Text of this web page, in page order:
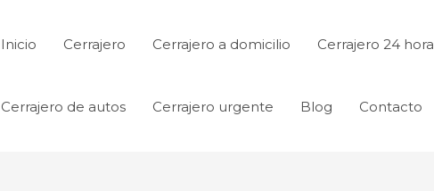
Inicio Cerrajero Cerrajero a domicilio Cerrajero 24
Cerrajero de autos Cerrajero urgente Blog Contacto